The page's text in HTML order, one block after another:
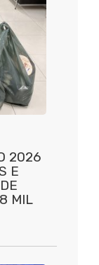
2026
E
MIL